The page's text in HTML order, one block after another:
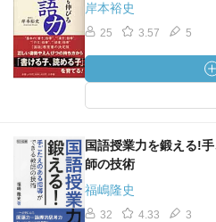
岸本裕史
25 3.57 5
国語授業力を鍛える!
師の技術
福嶋隆史
32 4.33 3